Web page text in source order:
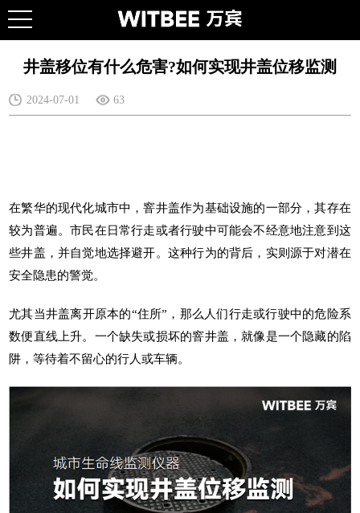
井盖移位有什么危害?如何实现井盖位移监测
2024-07-01 63
在繁华的现代化城市中，窨井盖作为基础设施的一部分，其存在
较为普遍。市民在日常行走或者行驶中可能会不经意地注意到这
些井盖，并自觉地选择避开。这种行为的背后，实则源于对潜在
安全隐患的警觉。
尤其当井盖离开原本的“住所”，那么人们行走或行驶中的危险系
数便直线上升。一个缺失或损坏的窨井盖，就像是一个隐藏的陷
阱，等待着不留心的行人或车辆。